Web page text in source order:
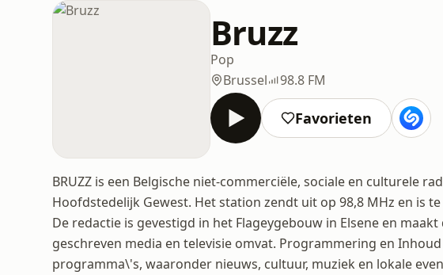
Bruzz
Pop
Brussel
98.8 FM
Favorieten
BRUZZ is een Belgische niet-commerciële, sociale en culturele
Hoofdstedelijk Gewest. Het station zendt uit op 98,8 MHz en is
De redactie is gevestigd in het Flageygebouw in Elsene en
geschreven media en televisie omvat. Programmering en Inhoud
programma\'s, waaronder nieuws, cultuur, muziek en lokale